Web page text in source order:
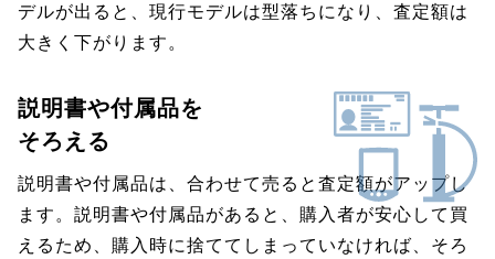
デルが出ると、現行モデルは型落ちになり、査定額は
大きく下がります。
説明書や付属品を
そろえる
説明書や付属品は、合わせて売ると査定額がアップし
ます。説明書や付属品があると、購入者が安心して買
えるため、購入時に捨ててしまっていなければ、そろ